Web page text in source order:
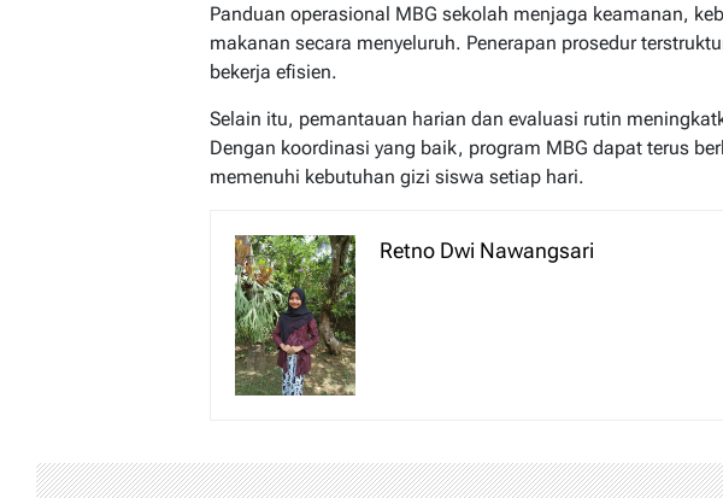
Panduan operasional MBG sekolah menjaga keamanan,
makanan secara menyeluruh. Penerapan prosedur
bekerja efisien.
Selain itu, pemantauan harian dan evaluasi rutin
Dengan koordinasi yang baik, program MBG dapat terus
memenuhi kebutuhan gizi siswa setiap hari.
Retno Dwi Nawangsari